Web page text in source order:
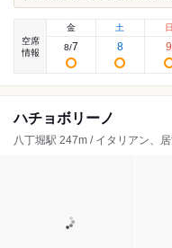
空席
情報
金
8/7
土
8
日
9
ハチョボリーノ
八丁堀駅 247m / イタリアン、